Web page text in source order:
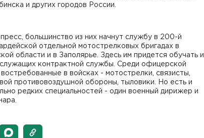
и других городов России.
большинство из них начнут службу в 200-й
отдельной мотострелковых бригадах в
области и в Заполярье. Здесь им придется обучать и
контрактной службы. Среди офицерской
в войсках - мотострелки, связисты,
противовоздушной обороны, тыловики. Но есть и
редких специальностей - один военный дирижер и